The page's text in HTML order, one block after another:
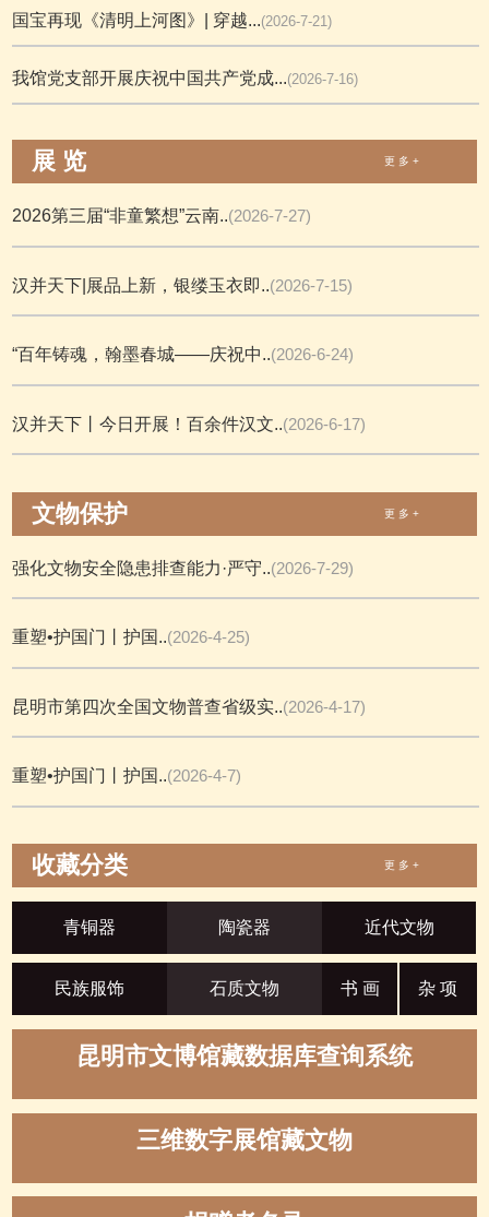
国宝再现《清明上河图》| 穿越...(2026-7-21)
我馆党支部开展庆祝中国共产党成...(2026-7-16)
展 览 更 多 +
2026第三届“非童繁想”云南..(2026-7-27)
汉并天下|展品上新，银缕玉衣即..(2026-7-15)
“百年铸魂，翰墨春城——庆祝中..(2026-6-24)
汉并天下丨今日开展！百余件汉文..(2026-6-17)
文物保护 更 多 +
强化文物安全隐患排查能力·严守..(2026-7-29)
重塑•护国门丨护国..(2026-4-25)
昆明市第四次全国文物普查省级实..(2026-4-17)
重塑•护国门丨护国..(2026-4-7)
收藏分类 更 多 +
青铜器 陶瓷器 近代文物
民族服饰 石质文物 书 画 杂 项
昆明市文博馆藏数据库查询系统
三维数字展馆藏文物